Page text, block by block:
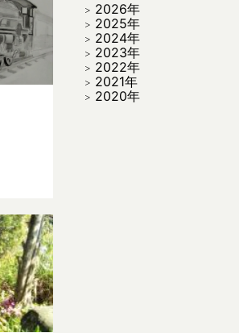
2026年
2025年
2024年
2023年
2022年
2021年
2020年